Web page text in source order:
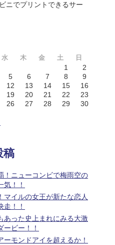
ニでプリントできるサー
水 木 金 土 日
1
2
5 6 7 8
9
12 13 14 15
16
19 20 21 22
23
26 27 28 29
30
稿
！ニューコンビで梅雨空の
気！！
マイルの女王が新たな恋人
走！！
あった史上まれにみる大激
ービー！！
ーモンドアイを超えるか！